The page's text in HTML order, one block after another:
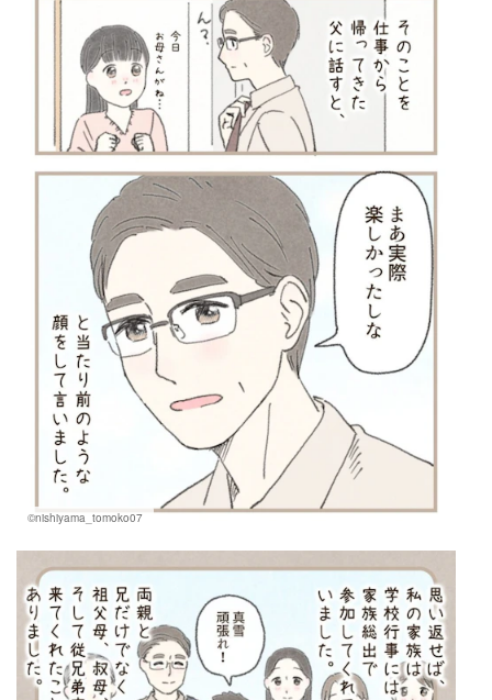
©nishiyama_tomoko07